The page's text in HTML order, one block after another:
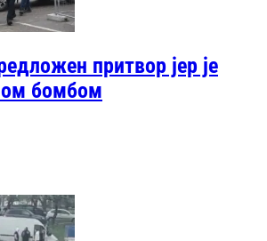
притвор јер је
бомбом